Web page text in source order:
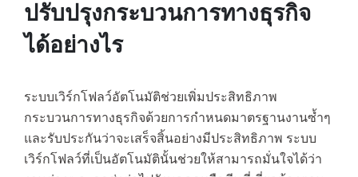
ปรับปรุงกระบวนการทางธุรกิจ
ได้อย่างไร
ระบบเวิร์กโฟลว์อัตโนมัติช่วยเพิ่มประสิทธิภาพ
กระบวนการทางธุรกิจด้วยการกำหนดมาตรฐานงานซ้ำๆ
และรับประกันว่าจะเสร็จสิ้นอย่างมีประสิทธิภาพ ระบบ
เวิร์กโฟลว์ที่เป็นอัตโนมัตินั้นช่วยให้สามารถมั่นใจได้ว่า